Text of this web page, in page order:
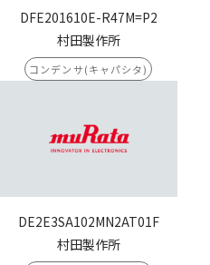
DFE201610E-R47M=P2
村田製作所
コンデンサ(キャパシタ)
DE2E3SA102MN2AT01F
村田製作所